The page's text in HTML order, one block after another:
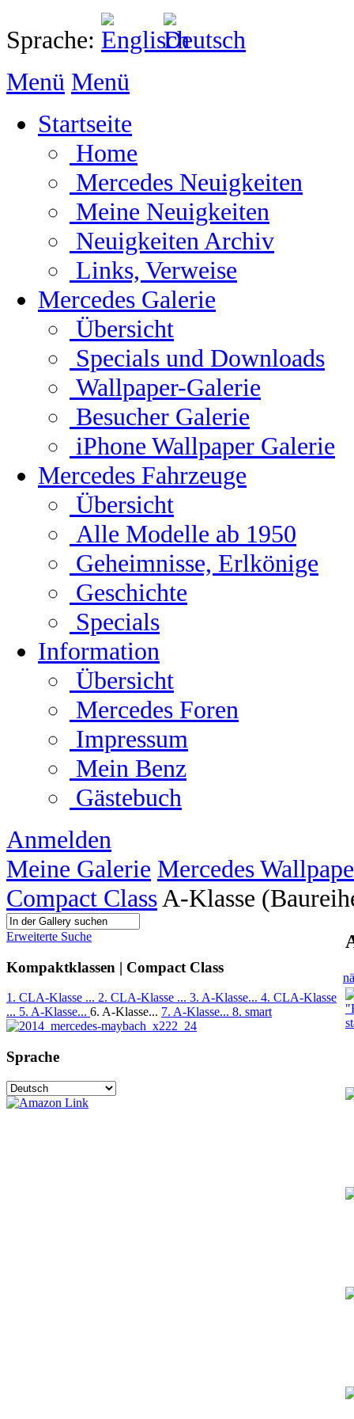
Sprache:
Menü Menü
Startseite
Home
Mercedes Neuigkeiten
Meine Neuigkeiten
Neuigkeiten Archiv
Links, Verweise
Mercedes Galerie
Übersicht
Specials und Downloads
Wallpaper-Galerie
Besucher Galerie
iPhone Wallpaper Galerie
Mercedes Fahrzeuge
Übersicht
Alle Modelle ab 1950
Geheimnisse, Erlkönige
Geschichte
Specials
Information
Übersicht
Mercedes Foren
Impressum
Mein Benz
Gästebuch
Anmelden
Meine Galerie Mercedes
Compact Class A-Klasse
Erweiterte Suche
Kompaktklassen | Compact Class
1. CLA-Klasse ... 2. CLA-Klasse ... 3. A-Klasse... 4. CLA-Klasse
... 5. A-Klasse... 6. A-Klasse... 7. A-Klasse... 8. smart
Sprache